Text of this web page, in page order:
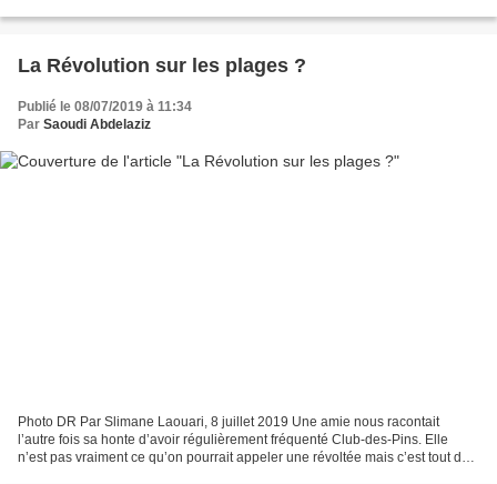
La Révolution sur les plages ?
Publié le 08/07/2019 à 11:34
Par Saoudi Abdelaziz
Photo DR Par Slimane Laouari, 8 juillet 2019 Une amie nous racontait
l’autre fois sa honte d’avoir régulièrement fréquenté Club-des-Pins. Elle
n’est pas vraiment ce qu’on pourrait appeler une révoltée mais c’est tout de